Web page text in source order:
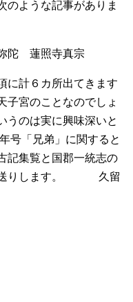
ような記事がありま
蓮照寺真宗
に計６カ所出てきます
子宮のことなのでしょ
うのは実に興味深いと
号「兄弟」に関すると
記集覧と国郡一統志の
りします。
久留